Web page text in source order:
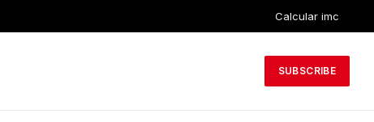
Calcular imc
SUBSCRIBE